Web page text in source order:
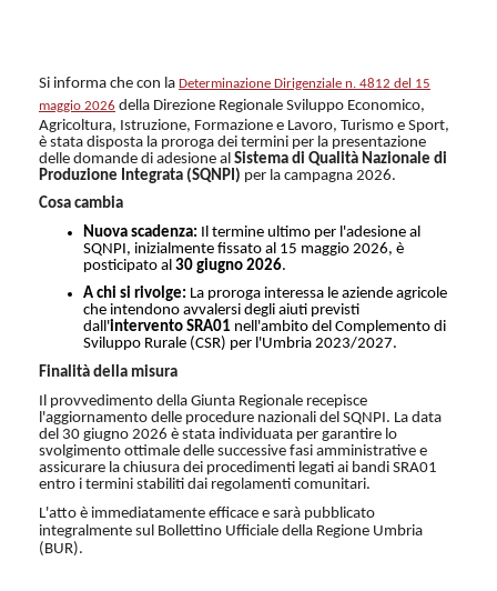
Si informa che con la Determinazione Dirigenziale n. 4812 del 15
maggio 2026 della Direzione Regionale Sviluppo Economico,
Agricoltura, Istruzione, Formazione e Lavoro, Turismo e Sport,
è stata disposta la proroga dei termini per la presentazione
delle domande di adesione al Sistema di Qualità Nazionale di
Produzione Integrata (SQNPI) per la campagna 2026.
Cosa cambia
Nuova scadenza: Il termine ultimo per l'adesione al
SQNPI, inizialmente fissato al 15 maggio 2026, è
posticipato al 30 giugno 2026.
A chi si rivolge: La proroga interessa le aziende agricole
che intendono avvalersi degli aiuti previsti
dall'intervento SRA01 nell'ambito del Complemento di
Sviluppo Rurale (CSR) per l'Umbria 2023/2027.
Finalità della misura
Il provvedimento della Giunta Regionale recepisce
l'aggiornamento delle procedure nazionali del SQNPI. La data
del 30 giugno 2026 è stata individuata per garantire lo
svolgimento ottimale delle successive fasi amministrative e
assicurare la chiusura dei procedimenti legati ai bandi SRA01
entro i termini stabiliti dai regolamenti comunitari.
L'atto è immediatamente efficace e sarà pubblicato
integralmente sul Bollettino Ufficiale della Regione Umbria
(BUR).